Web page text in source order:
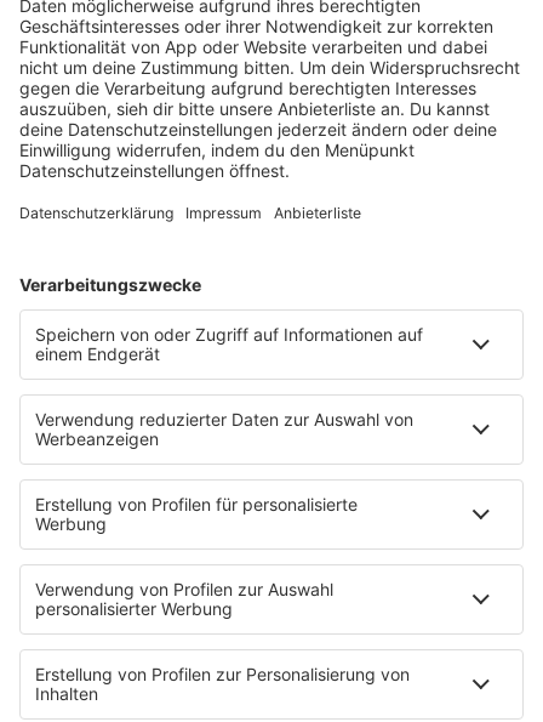
RADIOS
barba radio
Lagerfeuer
Füße hoch
Schmusekatze
Song Contest
Mädelsabend
Ich hasse Sport
Sonntag Morgen
Strandbar
Putzfimmel
Deutschpop
Deutsche Liebeslieder
PODCASTS
Mit den Waffeln einer Frau
Frühstück bei Barbara
Brave & One
NotAufnahme
"Bewerbung und Karriere"
Aber bitte mit Schlager
Erdbeerkäse